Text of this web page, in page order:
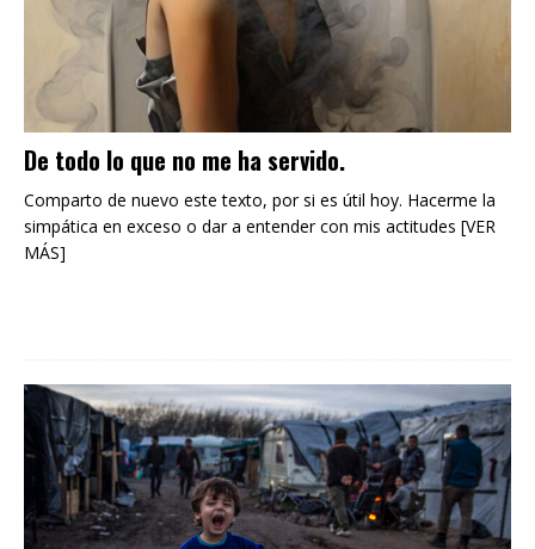
De todo lo que no me ha servido.
Comparto de nuevo este texto, por si es útil hoy. Hacerme la
simpática en exceso o dar a entender con mis actitudes [VER
MÁS]